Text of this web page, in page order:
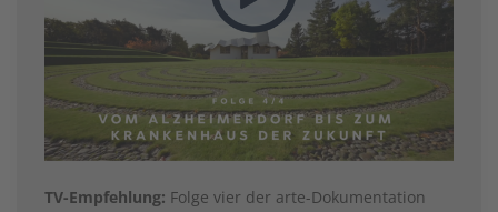
TV-Empfehlung: Folge vier der arte-Dokumentation